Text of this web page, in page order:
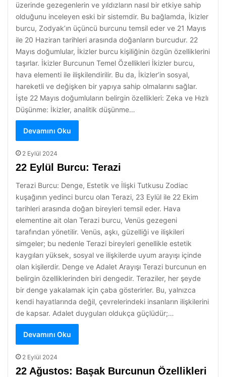
üzerinde gezegenlerin ve yıldızların nasıl bir etkiye sahip
olduğunu inceleyen eski bir sistemdir. Bu bağlamda, İkizler
burcu, Zodyak’ın üçüncü burcunu temsil eder ve 21 Mayıs
ile 20 Haziran tarihleri arasında doğanların burcudur. 22
Mayıs doğumlular, İkizler burcu kişiliğinin özgün özelliklerini
taşırlar. İkizler Burcunun Temel Özellikleri İkizler burcu,
hava elementi ile ilişkilendirilir. Bu da, İkizler’in sosyal,
hareketli ve değişken bir yapıya sahip olmalarını sağlar.
İşte 22 Mayıs doğumluların belirgin özellikleri: Zeka ve Hızlı
Düşünme: İkizler, analitik düşünme…
Devamını Oku
2 Eylül 2024
22 Eylül Burcu: Terazi
Terazi Burcu: Denge, Estetik ve İlişki Tutkusu Zodiac
kuşağının yedinci burcu olan Terazi, 23 Eylül ile 22 Ekim
tarihleri arasında doğan bireyleri temsil eder. Hava
elementine ait olan Terazi burcu, Venüs gezegeni
tarafından yönetilir. Venüs, aşkı, güzelliği ve ilişkileri
simgeler; bu nedenle Terazi bireyleri genellikle estetik
kaygıları yüksek, sosyal ve ilişkilerde uyum arayışı içinde
olan kişilerdir. Denge ve Adalet Arayışı Terazi burcunun en
belirgin özelliklerinden biri dengedir. Teraziler, her şeyde
bir denge yakalamak için çaba gösterirler. Bu, yalnızca
kendi hayatlarında değil, çevrelerindeki insanların ilişkilerini
de kapsar. Adalet duyguları oldukça güçlüdür;…
Devamını Oku
2 Eylül 2024
22 Ağustos: Başak Burcunun Özellikleri